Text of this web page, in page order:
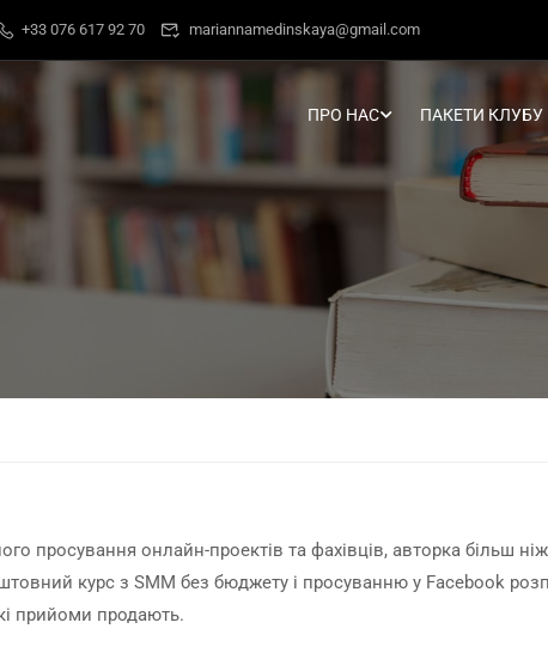
+33 076 617 92 70 mariannamedinskaya@gmail.com
ПРО НАС ПАКЕТИ КЛУБУ
просування онлайн-проектів та фахівців, авторка більш
курс з SMM без бюджету і просуванню у Facebook
прийоми продають.